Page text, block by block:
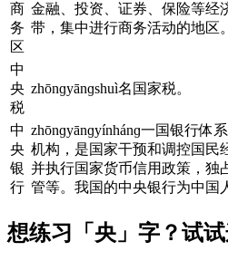
商
务
区
金融、投资、证券、保险等经
带，集中进行商务活动的地区。
中
央
税
zhōnɡyānɡshuì名国家税。
中
央
银
行
zhōnɡyānɡyínhánɡ一国银行体
机构，是国家干预和调控国民
并执行国家货币信用政策，独
管等。我国的中央银行为中国
想练习「央」字？试